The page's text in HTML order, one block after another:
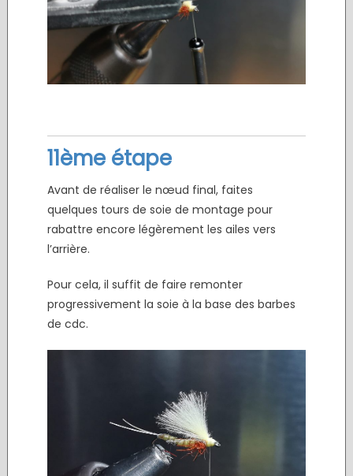
11ème étape
Avant de réaliser le nœud final, faites
quelques tours de soie de montage pour
rabattre encore légèrement les ailes vers
l’arrière.
Pour cela, il suffit de faire remonter
progressivement la soie à la base des barbes
de cdc.